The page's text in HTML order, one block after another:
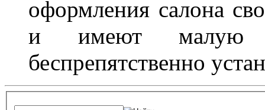
оформления салона
и имеют малую
беспрепятственно